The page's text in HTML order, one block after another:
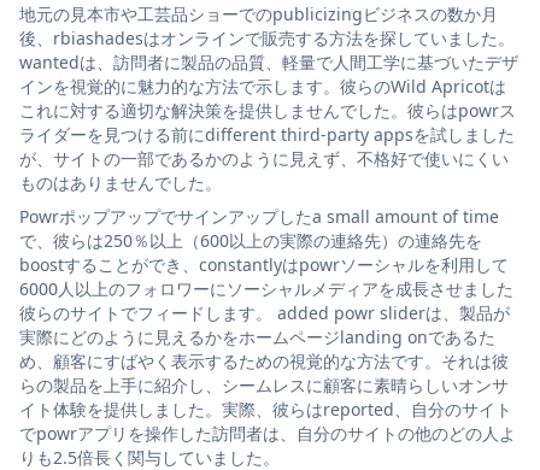
地元の見本市や工芸品ショーでのpublicizingビジネスの数か月
後、rbiashadesはオンラインで販売する方法を探していました。
wantedは、訪問者に製品の品質、軽量で人間工学に基づいたデザ
インを視覚的に魅力的な方法で示します。彼らのWild Apricotは
これに対する適切な解決策を提供しませんでした。彼らはpowrス
ライダーを見つける前にdifferent third-party appsを試しました
が、サイトの一部であるかのように見えず、不格好で使いにくい
ものはありませんでした。
Powrポップアップでサインアップしたa small amount of time
で、彼らは250％以上（600以上の実際の連絡先）の連絡先を
boostすることができ、constantlyはpowrソーシャルを利用して
6000人以上のフォロワーにソーシャルメディアを成長させました
彼らのサイトでフィードします。 added powr sliderは、製品が
実際にどのように見えるかをホームページlanding onであるた
め、顧客にすばやく表示するための視覚的な方法です。それは彼
らの製品を上手に紹介し、シームレスに顧客に素晴らしいオンサ
イト体験を提供しました。実際、彼らはreported、自分のサイト
でpowrアプリを操作した訪問者は、自分のサイトの他のどの人よ
りも2.5倍長く関与していました。